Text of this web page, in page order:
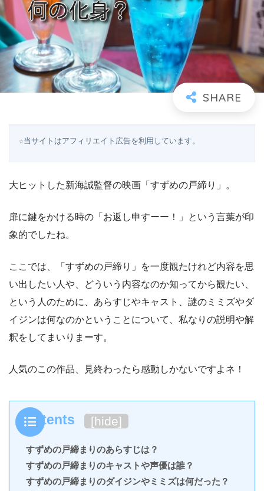
☆当サイトはアフィリエイト広告を利用しています。
大ヒットした新海誠監督の映画「すずめの戸締り」。
扉に鍵をかける時の「お返し申すーー！」という言葉が印
象的でしたね。
ここでは、「すずめの戸締り」を一度観たけれど内容を思
い出したい人や、どういう内容なのか知ってから観たい、
という人のために、あらすじやキャスト、謎のミミズやダ
イジンは何なのかということについて、私なりの説明や解
釈をしてまいりまーす。
人気のこの作品、見終わったら感動しかないですよネ！
Contents [hide]
すずめの戸締まりのあらすじは？
すずめの戸締まりのキャストや声優は誰？
すずめの戸締まりのダイジンやミミズは何だった？